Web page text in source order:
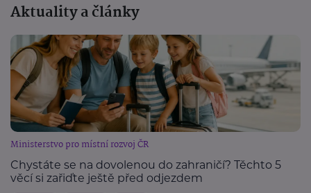
Aktuality a články
Ministerstvo pro místní rozvoj ČR
Chystáte se na dovolenou do zahraničí? Těchto 5
věcí si zařiďte ještě před odjezdem